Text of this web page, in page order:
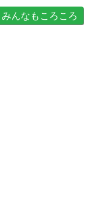
んなもころころ